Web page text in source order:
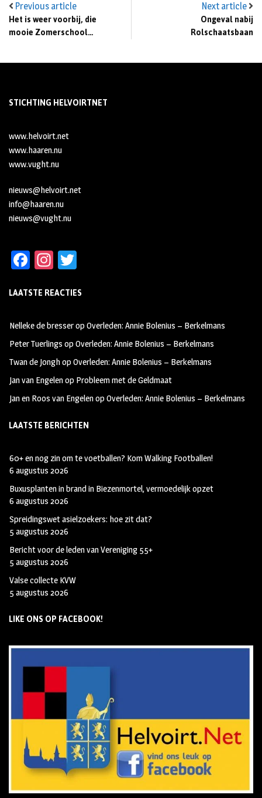
Previous article
Het is weer voorbij, die
mooie Zomerschool…
Next article
Ongeval nabij
Rolschaatsbaan
STICHTING HELVOIRTNET
www.helvoirt.net
www.haaren.nu
www.vught.nu
nieuws@helvoirt.net
info@haaren.nu
nieuws@vught.nu
Fa
b
oo
k
In
ag
m
tt
LAATSTE REACTIES
Nelleke de bresseropOverleden: Annie Bolenius – Berkelmans
Peter Tuerlings opOverleden: Annie Bolenius – Berkelmans
Twan de JonghopOverleden: Annie Bolenius – Berkelmans
Jan van Engelenop Probleem met de Geldmaat
Jan en Roos van EngelenopOverleden: Annie Bolenius – Berkelmans
LAATSTE BERICHTEN
60+ en nog zin om te voetballen? Kom Walking Footballen!
6 augustus 2026
Buxusplanten in brand in Biezenmortel, vermoedelijk opzet
6 augustus 2026
Spreidingswet asielzoekers: hoe zit dat?
5 augustus 2026
Bericht voor de leden van Vereniging 55+
5 augustus 2026
Valse collecte KVW
5 augustus 2026
LIKE ONS OP FACEBOOK!